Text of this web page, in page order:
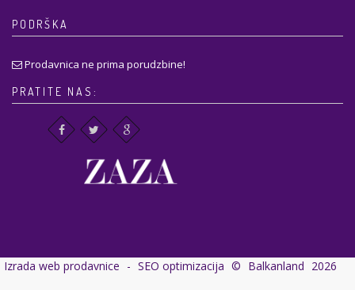
PODRŠKA
Prodavnica ne prima porudzbine!
PRATITE NAS:
Izrada web prodavnice - SEO optimizacija © Balkanland 2026